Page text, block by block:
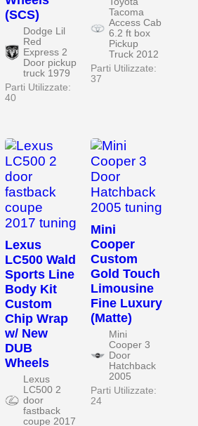
(SCS)
Dodge Lil
Red
Express 2
Door pickup
truck 1979
Parti Utilizzate:
40
Tacoma
Access Cab
6.2 ft box
Pickup
Truck 2012
Parti Utilizzate:
37
Lexus
LC500 Wald
Sports Line
Body Kit
Custom
Chip Wrap
w/ New
DUB
Wheels
Lexus
LC500 2
door
fastback
coupe 2017
Mini
Cooper
Custom
Gold Touch
Limousine
Fine Luxury
(Matte)
Mini
Cooper 3
Door
Hatchback
2005
Parti Utilizzate:
24